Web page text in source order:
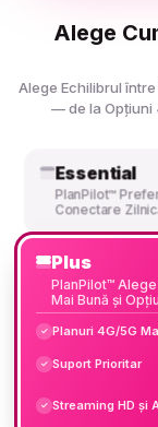
Alege
Alege Echilibrul
— de la Opțiuni
Essential
PlanPilot™
Conectare
Plus
PlanPilot™
Mai Bună și
✓ Planuri 4G/5G
✓ Suport Prioritar
✓ Streaming HD și